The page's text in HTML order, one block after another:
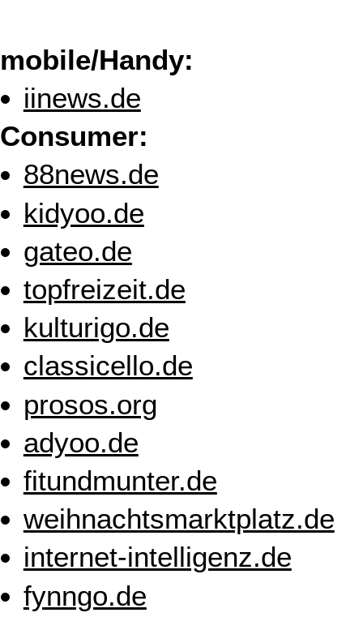
mobile/Handy:
iinews.de
Consumer:
88news.de
kidyoo.de
gateo.de
topfreizeit.de
kulturigo.de
classicello.de
prosos.org
adyoo.de
fitundmunter.de
weihnachtsmarktplatz.de
internet-intelligenz.de
fynngo.de